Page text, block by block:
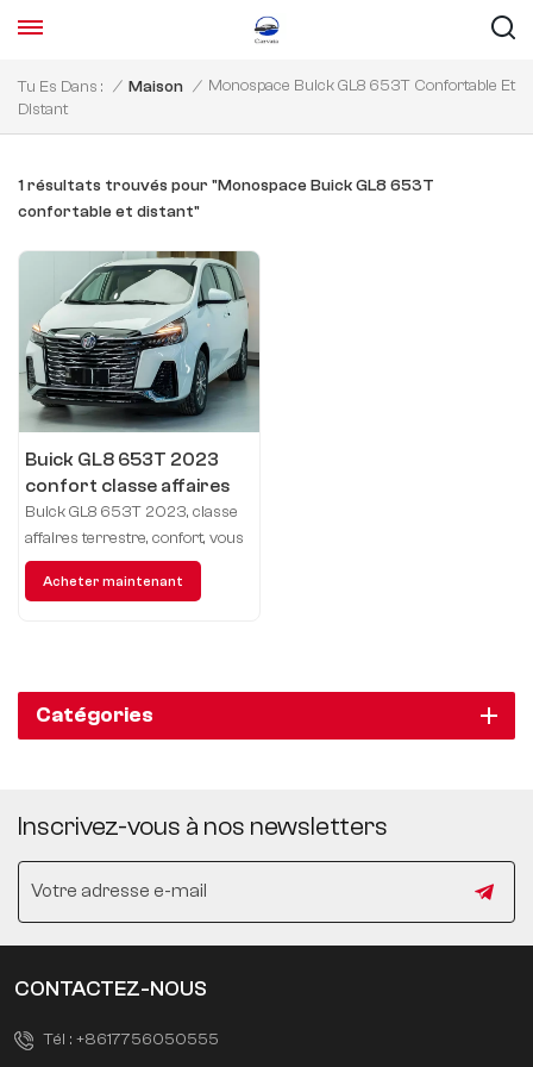
Tu Es Dans : / Maison / Monospace Buick GL8 653T Confortable Et
Distant
1 résultats trouvés pour "Monospace Buick GL8 653T
confortable et distant"
Buick GL8 653T 2023
confort classe affaires
terrestre
Buick GL8 653T 2023, classe
affaires terrestre, confort, vous
offre une expérience de
conduite de luxe sans
Acheter maintenant
Catégories
Inscrivez-vous à nos newsletters
CONTACTEZ-NOUS
Tél : +8617756050555